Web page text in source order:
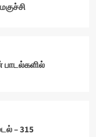
– 315